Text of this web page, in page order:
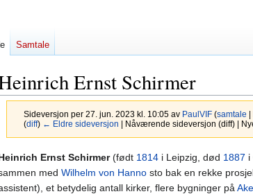
Ernst Schirmer
Sideversjon per 27. jun. 2023 kl. 10:05 av PaulVIF (samtale
(diff) ← Eldre sideversjon | Nåværende sideversjon (diff) |
Ernst Schirmer(født 1814 i Leipzig, død 1887 i
med Wilhelm von Hanno sto bak en rekke
et betydelig antall kirker, flere bygninger på
Samtale